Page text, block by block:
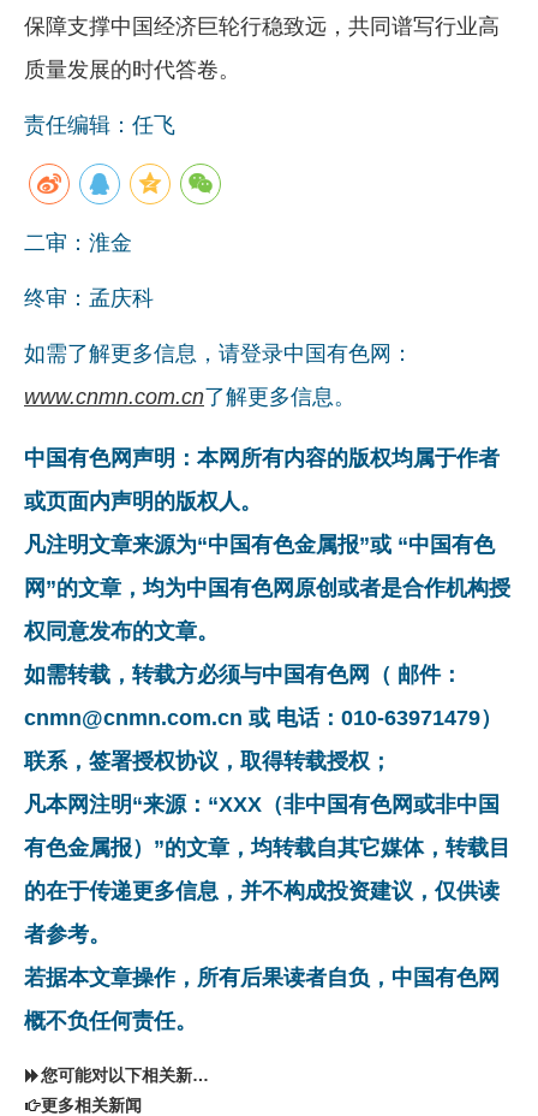
保障支撑中国经济巨轮行稳致远，共同谱写行业高
质量发展的时代答卷。
责任编辑：任飞
二审：淮金
终审：孟庆科
如需了解更多信息，请登录中国有色网：
www.cnmn.com.cn了解更多信息。
中国有色网声明：本网所有内容的版权均属于作者
或页面内声明的版权人。
凡注明文章来源为“中国有色金属报”或 “中国有色
网”的文章，均为中国有色网原创或者是合作机构授
权同意发布的文章。
如需转载，转载方必须与中国有色网（ 邮件：
cnmn@cnmn.com.cn 或 电话：010-63971479）
联系，签署授权协议，取得转载授权；
凡本网注明“来源：“XXX（非中国有色网或非中国
有色金属报）”的文章，均转载自其它媒体，转载目
的在于传递更多信息，并不构成投资建议，仅供读
者参考。
若据本文章操作，所有后果读者自负，中国有色网
概不负任何责任。
您可能对以下相关新闻同样感兴趣
更多相关新闻